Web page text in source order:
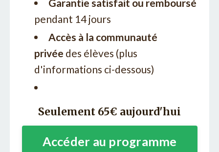
Garantie satisfait ou remboursé
pendant 14 jours
Accès à la communauté
privée des élèves (plus
d'informations ci-dessous)
Seulement 65€ aujourd'hui
Accéder au programme